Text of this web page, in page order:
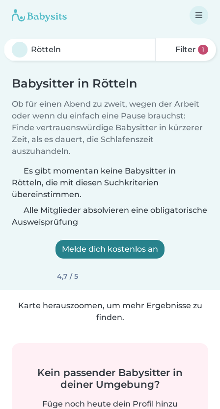
Filter 1
Babysitter in Rötteln
Ob für einen Abend zu zweit, wegen der Arbeit
oder wenn du einfach eine Pause brauchst:
Finde vertrauenswürdige Babysitter in kürzerer
Zeit, als es dauert, die Schlafenszeit
auszuhandeln.
Es gibt momentan keine Babysitter in
Rötteln, die mit diesen Suchkriterien
übereinstimmen.
Alle Mitglieder absolvieren eine obligatorische
Ausweisprüfung
Melde dich kostenlos an
4,7 / 5
Karte herauszoomen, um mehr Ergebnisse zu
finden.
Kein passender Babysitter in
deiner Umgebung?
Füge noch heute dein Profil hinzu